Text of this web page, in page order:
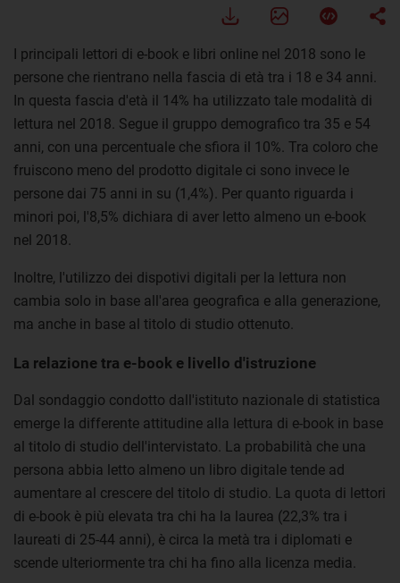
I principali lettori di e-book e libri online nel 2018 sono le
persone che rientrano nella fascia di età tra i 18 e 34 anni.
In questa fascia d'età il 14% ha utilizzato tale modalità di
lettura nel 2018. Segue il gruppo demografico tra 35 e 54
anni, con una percentuale che sfiora il 10%. Tra coloro che
fruiscono meno del prodotto digitale ci sono invece le
persone dai 75 anni in su (1,4%). Per quanto riguarda i
minori poi, l'8,5% dichiara di aver letto almeno un e-book
nel 2018.
Inoltre, l'utilizzo dei dispotivi digitali per la lettura non
cambia solo in base all'area geografica e alla generazione,
ma anche in base al titolo di studio ottenuto.
La relazione tra e-book e livello d'istruzione
Dal sondaggio condotto dall'istituto nazionale di statistica
emerge la differente attitudine alla lettura di e-book in base
al titolo di studio dell'intervistato. La probabilità che una
persona abbia letto almeno un libro digitale tende ad
aumentare al crescere del titolo di studio. La quota di lettori
di e-book è più elevata tra chi ha la laurea (22,3% tra i
laureati di 25-44 anni), è circa la metà tra i diplomati e
scende ulteriormente tra chi ha fino alla licenza media.